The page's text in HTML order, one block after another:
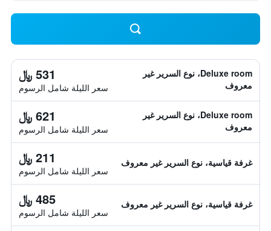
Deluxe room، نوع السرير غير
معروف
531 ﷼
سعر الليلة شامل الرسوم
Deluxe room، نوع السرير غير
معروف
621 ﷼
سعر الليلة شامل الرسوم
غرفة قياسية، نوع السرير غير معروف 211 ﷼
سعر الليلة شامل الرسوم
غرفة قياسية، نوع السرير غير معروف 485 ﷼
سعر الليلة شامل الرسوم